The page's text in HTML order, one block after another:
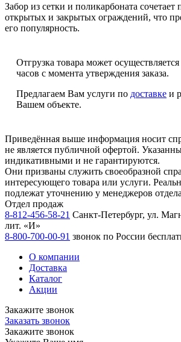
Забор из сетки и поликарбоната сочетает
открытых и закрытых ограждений, что
его популярность.
Отгрузка товара может
часов с момента утверждения заказа.
Предлагаем Вам услуги по доставке и
Вашем объекте.
Приведённая выше информация носит
не является публичной офертой.
индикативными и не гарантируются.
Они призваны служить своеобразной
интересующего товара или услуги.
подлежат уточнению у менеджеров
Отдел продаж
8-812-456-58-21 Санкт-Петербург, ул.
лит. «И»
8-800-700-00-91 звонок по России
О компании
Доставка
Каталог
Акции
Закажите звонок
Заказать звонок
Закажите звонок